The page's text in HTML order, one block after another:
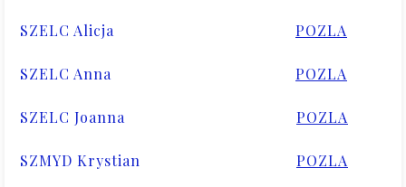
SZELC Alicja POZLA
SZELC Anna POZLA
SZELC Joanna POZLA
SZMYD Krystian POZLA